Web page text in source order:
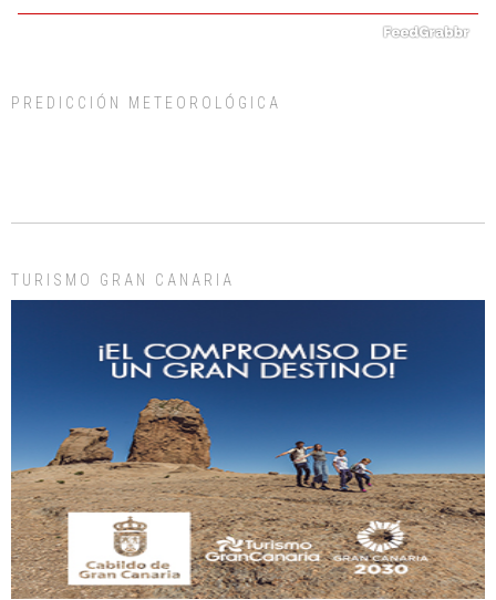
motivos personales ...
SHIBA PERDIDO AVDA JOSE MESA Y LOPEZ
PERRO MACHO RAZA SHIBA CON MICROCHIP PERDIDO HOY 06/07/2025 ZONA
MESA Y LOPEZ. ES MUY ASUSTADIZO
Leales.org » Gran Canaria | 6.7.2025
PREDICCIÓN METEOROLÓGICA
TURISMO GRAN CANARIA